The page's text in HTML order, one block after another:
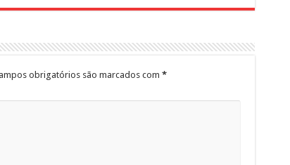
obrigatórios são marcados com *